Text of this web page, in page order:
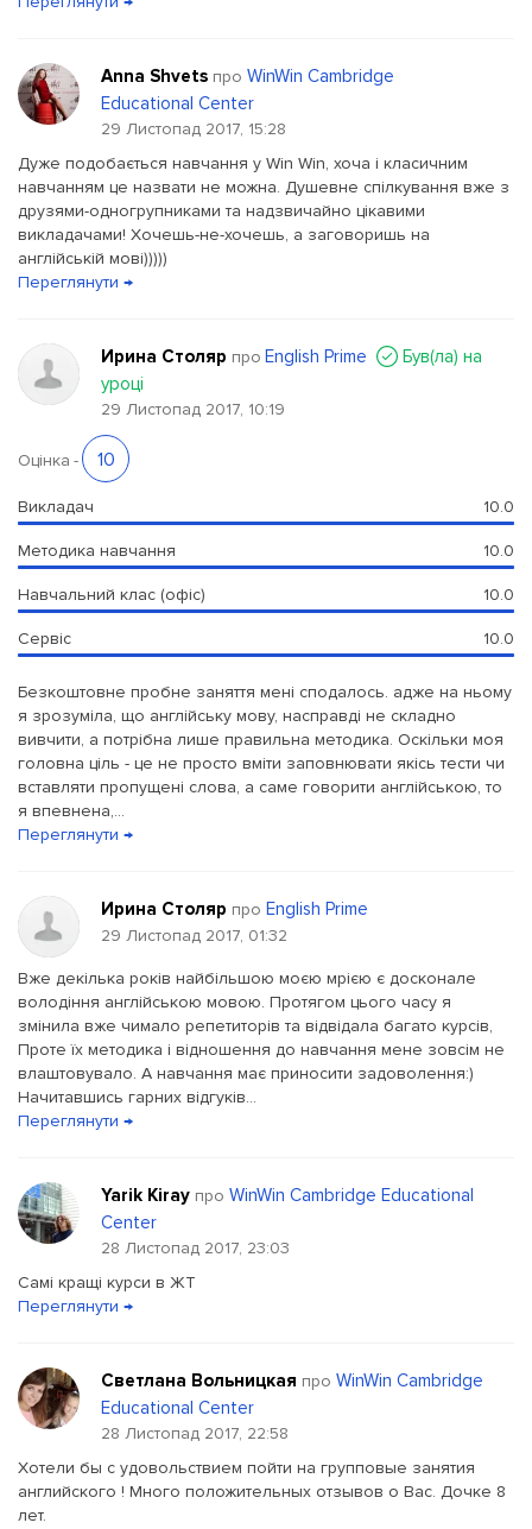
Anna Shvets про WinWin Cambridge
Educational Center
29 Листопад 2017, 15:28
Дуже подобається навчання у Win Win, хоча і класичним
навчанням це назвати не можна. Душевне спілкування вже з
друзями-одногрупниками та надзвичайно цікавими
викладачами! Хочешь-не-хочешь, а заговоришь на
англійській мові)))))
Переглянути →
Ирина Столяр про English Prime
Був(ла) на
уроці
29 Листопад 2017, 10:19
Оцінка - 10
Викладач 10.0
Методика навчання 10.0
Навчальний клас (офіс) 10.0
Сервіс 10.0
Безкоштовне пробне заняття мені сподалось. адже на ньому
я зрозуміла, що англійську мову, насправді не складно
вивчити, а потрібна лише правильна методика. Оскільки моя
головна ціль - це не просто вміти заповнювати якісь тести чи
вставляти пропущені слова, а саме говорити англійською, то
я впевнена,...
Переглянути →
Ирина Столяр про English Prime
29 Листопад 2017, 01:32
Вже декілька років найбільшою моєю мрією є досконале
володіння англійською мовою. Протягом цього часу я
змінила вже чимало репетиторів та відвідала багато курсів,
Проте їх методика і відношення до навчання мене зовсім не
влаштовувало. А навчання має приносити задоволення:)
Начитавшись гарних відгуків...
Переглянути →
Yarik Kiray про WinWin Cambridge Educational
Center
28 Листопад 2017, 23:03
Самі кращі курси в ЖТ
Переглянути →
Светлана Вольницкая про WinWin Cambridge
Educational Center
28 Листопад 2017, 22:58
Хотели бы с удовольствием пойти на групповые занятия
английского ! Много положительных отзывов о Вас. Дочке 8
лет.